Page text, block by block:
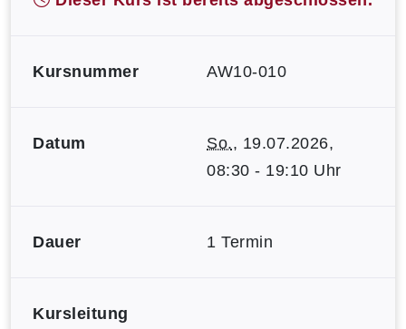
Kursnummer AW10-010
Datum So., 19.07.2026,
08:30 - 19:10 Uhr
Dauer 1 Termin
Kursleitung